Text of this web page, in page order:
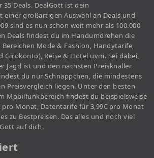
Deals. DealGott ist dein
einer großartigen Auswahl an Deals und
sind es nun schon weit mehr als 100.000
Deals findest du im Handumdrehen die
Bereichen Mode & Fashion, Handytarife,
Girokonto), Reise & Hotel uvm. Sei dabei,
Jagd ist und den nächsten Preisknaller
du nur Schnäppchen, die mindestens
Preisvergleich liegen. Unter den besten
Mobilfunkbereich findest du beispielsweise
pro Monat, Datentarife für 3,99€ pro Monat
zu Bestpreisen. Das alles und noch viel
auf dich.